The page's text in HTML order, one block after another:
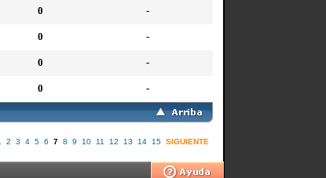
0 -
0 -
0 -
0 -
2 3 4 5 6 7 8 9 10 11 12 13 14 15 SIGUIENTE